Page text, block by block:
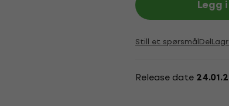
Legg
Still et spørsmålDel
Release date